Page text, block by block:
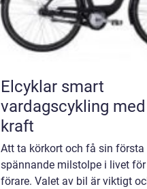
Elcyklar smart
vardagscykling
kraft
Att ta körkort och få sin första
spännande milstolpe i livet
förare. Valet av bil är viktigt